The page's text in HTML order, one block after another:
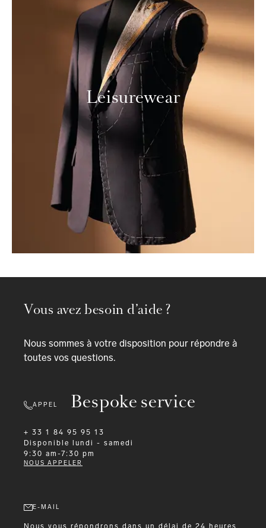
Leisurewear
Bespoke service
Vous avez besoin d’aide ?
Nous sommes à votre disposition pour répondre à
toutes vos questions.
APPEL
+ 33 1 84 95 95 13
Disponible
lundi - samedi
9:30 am-7:30 pm
NOUS APPELER
E-MAIL
Nous vous répondrons dans un délai de 24 heures